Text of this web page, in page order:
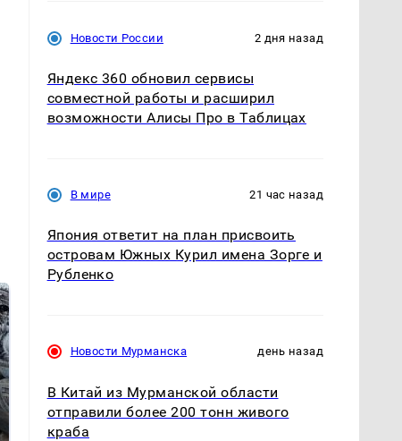
Новости России 2 дня назад
Яндекс 360 обновил сервисы
совместной работы и расширил
возможности Алисы Про в Таблицах
В мире 21 час назад
Япония ответит на план присвоить
островам Южных Курил имена Зорге и
Рубленко
Новости Мурманска день назад
В Китай из Мурманской области
отправили более 200 тонн живого
краба